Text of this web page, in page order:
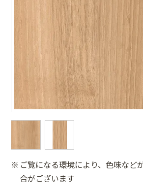
ご覧になる環境により、色味など
合がございます